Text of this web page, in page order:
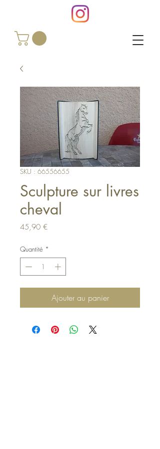
SKU : 66556655
Sculpture sur livres
cheval
45,90 €Prix
Quantité *
Ajouter au panier